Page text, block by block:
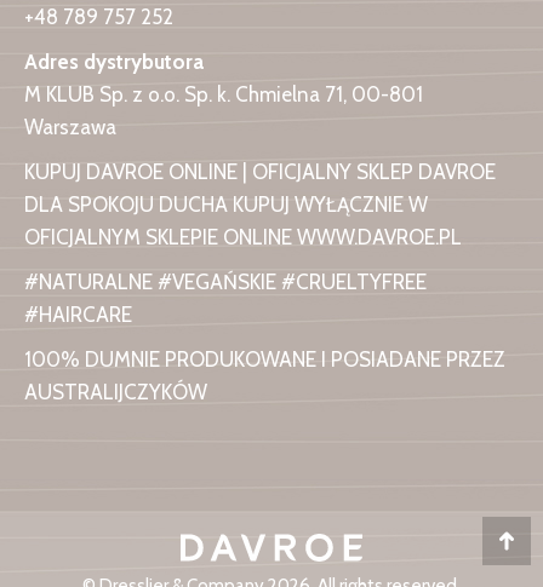
+48 789 757 252
Adres dystrybutora
M KLUB Sp. z o.o. Sp. k. Chmielna 71, 00-801
Warszawa
KUPUJ DAVROE ONLINE | OFICJALNY SKLEP DAVROE
DLA SPOKOJU DUCHA KUPUJ WYŁĄCZNIE W
OFICJALNYM SKLEPIE ONLINE WWW.DAVROE.PL
#NATURALNE #VEGAŃSKIE #CRUELTYFREE
#HAIRCARE
100% DUMNIE PRODUKOWANE I POSIADANE PRZEZ
AUSTRALIJCZYKÓW
Do